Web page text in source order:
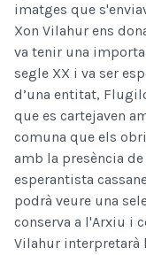
imatges que
Xon Vilahur ens
va tenir una
segle XX i va ser
d’una entitat,
que es cartejaven
comuna que els
amb la presència de
esperantista cass
podrà veure una
conserva a l'Arxiu i
Vilahur interpretarà